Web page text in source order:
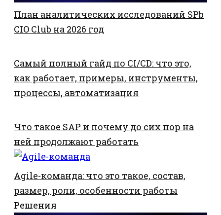
План аналитических исследований SPb
CIO Club на 2026 год
Самый полный гайд по CI/CD: что это,
как работает, примеры, инструменты,
процессы, автоматизация
Что такое SAP и почему до сих пор на
ней продолжают работать
Agile-команда: что это такое, состав,
размер, роли, особенности работы
Решения